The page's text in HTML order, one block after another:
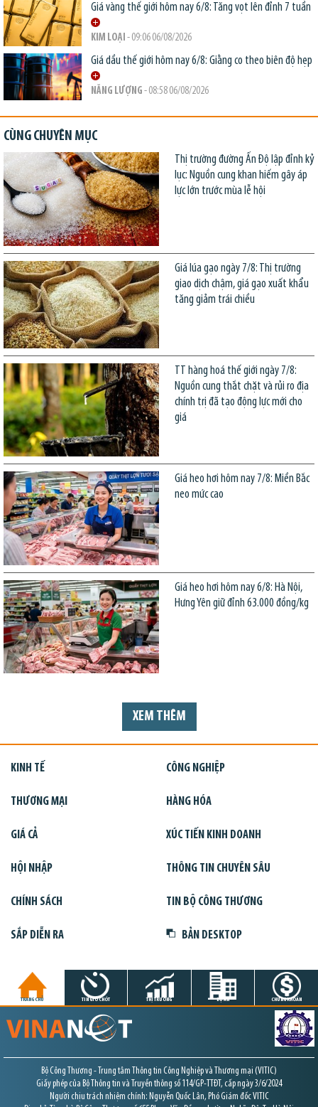
Giá vàng thế giới hôm nay 6/8: Tăng vọt lên đỉnh 7 tuần
KIM LOẠI - 09:06 06/08/2026
Giá dầu thế giới hôm nay 6/8: Giằng co theo biên độ hẹp
NĂNG LƯỢNG - 08:58 06/08/2026
CÙNG CHUYÊN MỤC
Thị trường đường Ấn Độ lập đỉnh kỷ
lục: Nguồn cung khan hiếm gây áp
lực lớn trước mùa lễ hội
Giá lúa gạo ngày 7/8: Thị trường
giao dịch chậm, giá gạo xuất khẩu
tăng giảm trái chiều
TT hàng hoá thế giới ngày 7/8:
Nguồn cung thắt chặt và rủi ro địa
chính trị đã tạo động lực mới cho
giá
Giá heo hơi hôm nay 7/8: Miền Bắc
neo mức cao
Giá heo hơi hôm nay 6/8: Hà Nội,
Hưng Yên giữ đỉnh 63.000 đồng/kg
XEM THÊM
KINH TẾ CÔNG NGHIỆP
THƯƠNG MẠI HÀNG HÓA
GIÁ CẢ XÚC TIẾN KINH DOANH
HỘI NHẬP THÔNG TIN CHUYÊN SÂU
CHÍNH SÁCH TIN BỘ CÔNG THƯƠNG
SẮP DIỄN RA BẢN DESKTOP
TRANG CHỦ TIN GIỜ CHÓT THỊ TRƯỜNG DỰ ÁN CHỨNG KHOÁN
Bộ Công Thương - Trung tâm Thông tin Công Nghiệp và Thương mại (VITIC)
Giấy phép của Bộ Thông tin và Truyền thông số 114/GP-TTĐT, cấp ngày 3/6/2024
Người chịu trách nhiệm chính: Nguyễn Quốc Lân, Phó Giám đốc VITIC